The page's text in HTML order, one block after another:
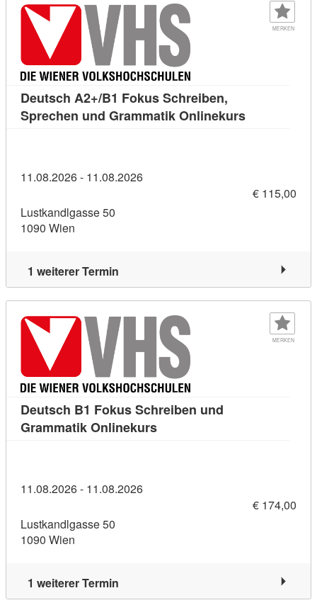
MERKEN
Deutsch A2+/B1 Fokus Schreiben,
Sprechen und Grammatik OnlinekursKursdetail:
11.08.2026 - 11.08.2026
€ 115,00
Lustkandlgasse 50
1090 Wien
1 weiterer Termin
MERKEN
Deutsch B1 Fokus Schreiben und
Grammatik OnlinekursKursdetail: Deutsch B1
11.08.2026 - 11.08.2026
€ 174,00
Lustkandlgasse 50
1090 Wien
1 weiterer Termin